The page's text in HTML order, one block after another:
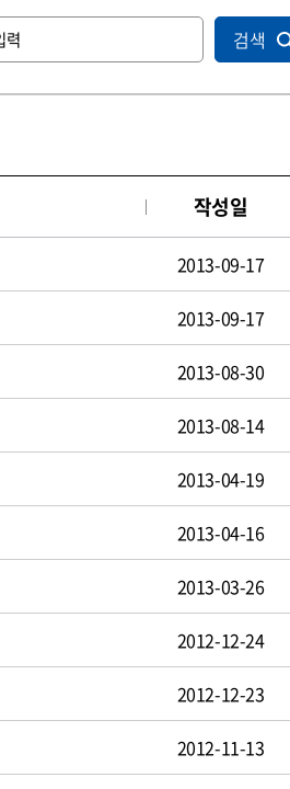
검색
작성일
2013-09-17
2013-09-17
2013-08-30
2013-08-14
2013-04-19
2013-04-16
2013-03-26
2012-12-24
2012-12-23
2012-11-13